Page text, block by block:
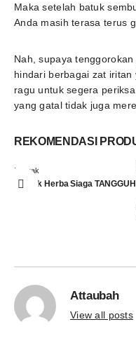
Maka setelah batuk
Anda masih terasa terus
Nah, supaya
hindari berbagai zat
ragu untuk segera
yang gatal tidak juga
REKOMENDASI
Minyak
Minyak Herba Siaga TANGGUH
Attaubah
View all posts